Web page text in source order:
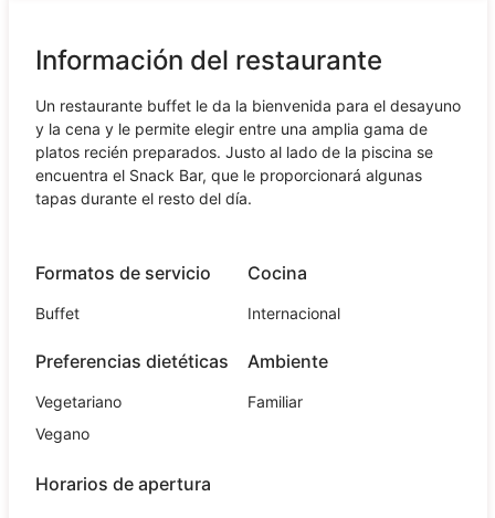
Información del restaurante
Un restaurante buffet le da la bienvenida para el desayuno
y la cena y le permite elegir entre una amplia gama de
platos recién preparados. Justo al lado de la piscina se
encuentra el Snack Bar, que le proporcionará algunas
tapas durante el resto del día.
Formatos de servicio
Buffet
Cocina
Internacional
Preferencias dietéticas
Vegetariano
Vegano
Ambiente
Familiar
Horarios de apertura